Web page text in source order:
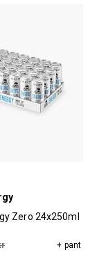
Zero 24x250ml
+ pant